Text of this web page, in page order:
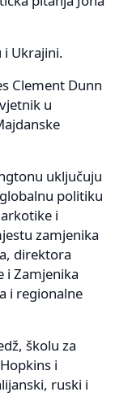
i Ukrajini.
Clement Dunn
u
uključuju
politiku
i
zamjenika
direktora
i Zamjenika
i regionalne
školu za
i
ruski i